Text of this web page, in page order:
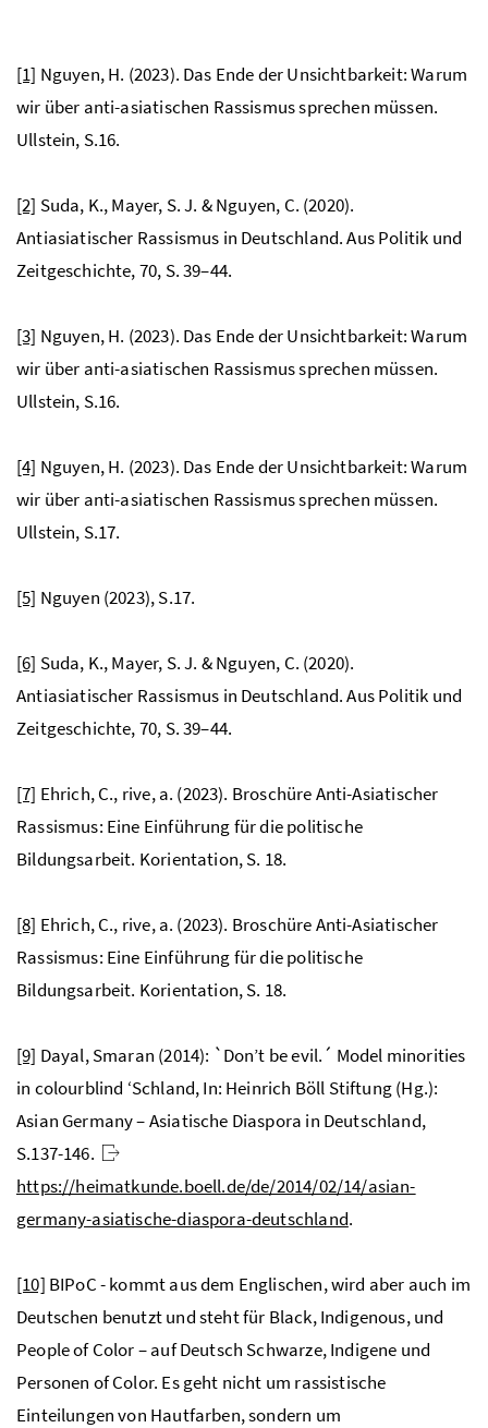
[1] Nguyen, H. (2023). Das Ende der Unsichtbarkeit: Warum
wir über anti-asiatischen Rassismus sprechen müssen.
Ullstein, S.16.
[2] Suda, K., Mayer, S. J. & Nguyen, C. (2020).
Antiasiatischer Rassismus in Deutschland. Aus Politik und
Zeitgeschichte, 70, S. 39–44.
[3] Nguyen, H. (2023). Das Ende der Unsichtbarkeit: Warum
wir über anti-asiatischen Rassismus sprechen müssen.
Ullstein, S.16.
[4] Nguyen, H. (2023). Das Ende der Unsichtbarkeit: Warum
wir über anti-asiatischen Rassismus sprechen müssen.
Ullstein, S.17.
[5] Nguyen (2023), S.17.
[6] Suda, K., Mayer, S. J. & Nguyen, C. (2020).
Antiasiatischer Rassismus in Deutschland. Aus Politik und
Zeitgeschichte, 70, S. 39–44.
[7] Ehrich, C., rive, a. (2023). Broschüre Anti-Asiatischer
Rassismus: Eine Einführung für die politische
Bildungsarbeit. Korientation, S. 18.
[8] Ehrich, C., rive, a. (2023). Broschüre Anti-Asiatischer
Rassismus: Eine Einführung für die politische
Bildungsarbeit. Korientation, S. 18.
[9] Dayal, Smaran (2014): `Don’t be evil.´ Model minorities
in colourblind ‘Schland, In: Heinrich Böll Stiftung (Hg.):
Asian Germany – Asiatische Diaspora in Deutschland,
S.137-146.
https://heimatkunde.boell.de/de/2014/02/14/asian-
germany-asiatische-diaspora-deutschland.
[10] BIPoC - kommt aus dem Englischen, wird aber auch im
Deutschen benutzt und steht für Black, Indigenous, und
People of Color – auf Deutsch Schwarze, Indigene und
Personen of Color. Es geht nicht um rassistische
Einteilungen von Hautfarben, sondern um